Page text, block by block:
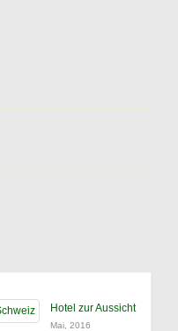
Hotel zur Aussicht
Mai, 2016